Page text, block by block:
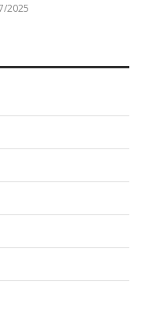
2025